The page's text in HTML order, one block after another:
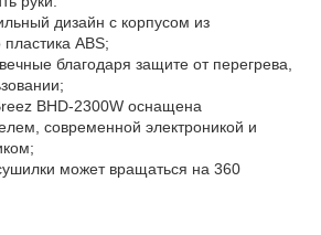
дизайн с корпусом из
пластика ABS;
благодаря защите от перегрева,
BHD-2300W оснащена
современной электроникой и
может вращаться на 360